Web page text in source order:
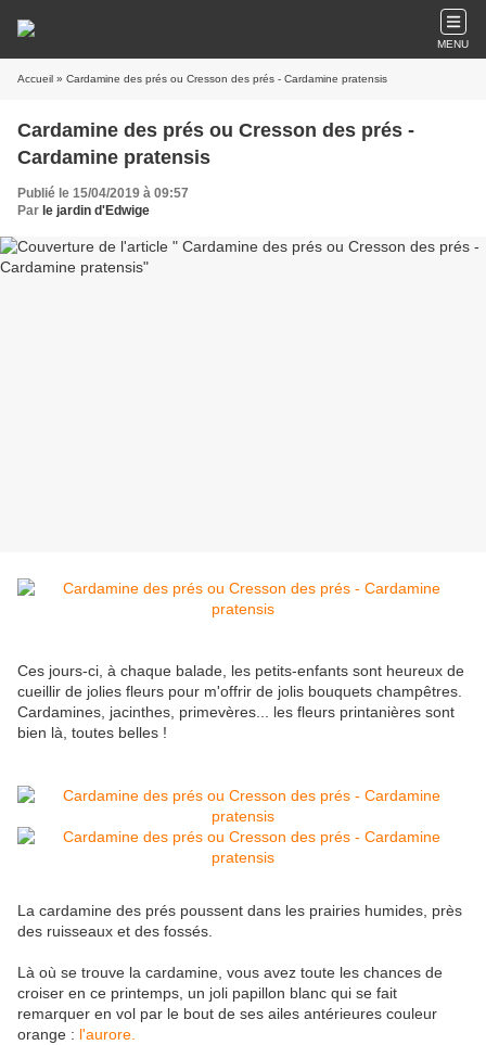
MENU
Accueil » Cardamine des prés ou Cresson des prés - Cardamine pratensis
Cardamine des prés ou Cresson des prés -
Cardamine pratensis
Publié le 15/04/2019 à 09:57
Par le jardin d'Edwige
Ces jours-ci, à chaque balade, les petits-enfants sont heureux de
cueillir de jolies fleurs pour m'offrir de jolis bouquets champêtres.
Cardamines, jacinthes, primevères... les fleurs printanières sont
bien là, toutes belles !
La cardamine des prés poussent dans les prairies humides, près
des ruisseaux et des fossés.
Là où se trouve la cardamine, vous avez toute les chances de
croiser en ce printemps, un joli papillon blanc qui se fait
remarquer en vol par le bout de ses ailes antérieures couleur
orange : l'aurore.